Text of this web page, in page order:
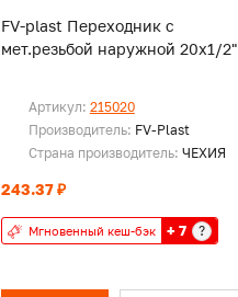
FV-plast Переходник с
мет.резьбой наружной 20х1/2"
Артикул: 215020
Производитель: FV-Plast
Страна производитель: ЧЕХИЯ
243.37 ₽
Мгновенный кеш-бэк + 7 ?